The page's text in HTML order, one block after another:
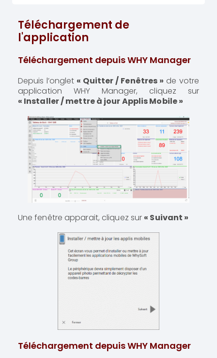
Téléchargement de
l'application
Téléchargement depuis WHY Manager
Depuis l’onglet « Quitter / Fenêtres » de votre
application WHY Manager, cliquez sur
« Installer / mettre à jour Applis Mobile »
Une fenêtre apparait, cliquez sur « Suivant »
Téléchargement depuis WHY Manager